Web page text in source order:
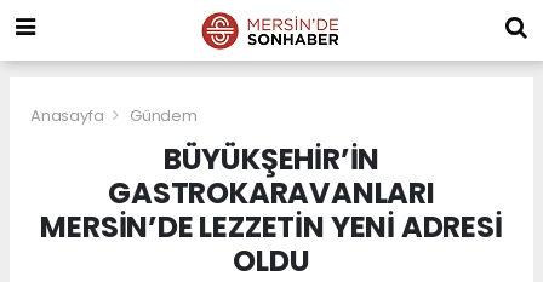
Anasayfa Gündem
BÜYÜKŞEHİR’İN
GASTROKARAVANLARI
MERSİN’DE LEZZETİN YENİ ADRESİ
OLDU